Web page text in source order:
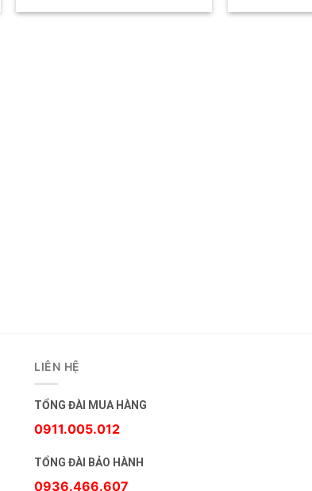
LIÊN HỆ
TỔNG ĐÀI MUA HÀNG
0911.005.012
TỔNG ĐÀI BẢO HÀNH
0936.466.607